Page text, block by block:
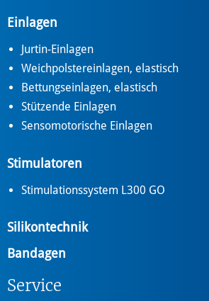
Einlagen
Jurtin-Einlagen
Weichpolstereinlagen, elastisch
Bettungseinlagen, elastisch
Stützende Einlagen
Sensomotorische Einlagen
Stimulatoren
Stimulationssystem L300 GO
Silikontechnik
Bandagen
Service